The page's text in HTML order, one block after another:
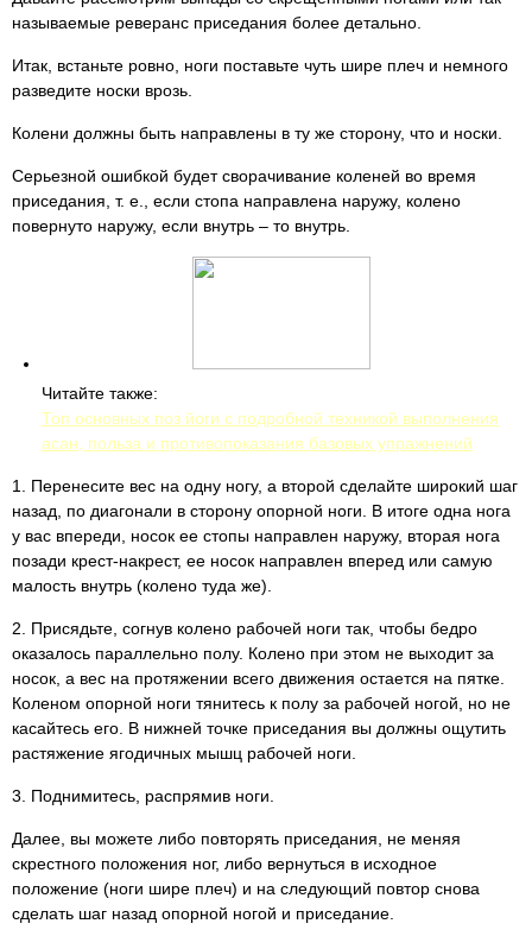
называемые реверанс приседания более детально.
Итак, встаньте ровно, ноги поставьте чуть шире плеч и немного
разведите носки врозь.
Колени должны быть направлены в ту же сторону, что и носки.
Серьезной ошибкой будет сворачивание коленей во время
приседания, т. е., если стопа направлена наружу, колено
повернуто наружу, если внутрь – то внутрь.
Читайте также:
Топ основных поз йоги с подробной техникой выполнения
асан, польза и противопоказания базовых упражнений
1. Перенесите вес на одну ногу, а второй сделайте широкий шаг
назад, по диагонали в сторону опорной ноги. В итоге одна нога
у вас впереди, носок ее стопы направлен наружу, вторая нога
позади крест-накрест, ее носок направлен вперед или самую
малость внутрь (колено туда же).
2. Присядьте, согнув колено рабочей ноги так, чтобы бедро
оказалось параллельно полу. Колено при этом не выходит за
носок, а вес на протяжении всего движения остается на пятке.
Коленом опорной ноги тянитесь к полу за рабочей ногой, но не
касайтесь его. В нижней точке приседания вы должны ощутить
растяжение ягодичных мышц рабочей ноги.
3. Поднимитесь, распрямив ноги.
Далее, вы можете либо повторять приседания, не меняя
скрестного положения ног, либо вернуться в исходное
положение (ноги шире плеч) и на следующий повтор снова
сделать шаг назад опорной ногой и приседание.